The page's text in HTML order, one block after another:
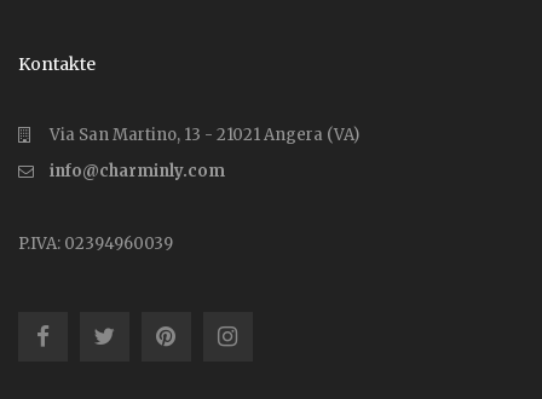
Kontakte
Via San Martino, 13 - 21021 Angera (VA)
info@charminly.com
P.IVA: 02394960039